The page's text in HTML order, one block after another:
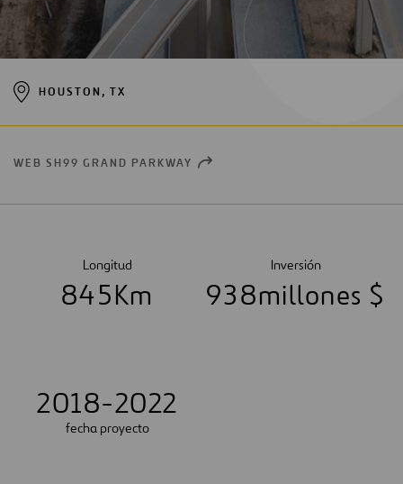
HOUSTON, TX
WEB SH99 GRAND PARKWAY OPEN
Longitud
845Km
Inversión
938millones $
2018-2022
fecha proyecto